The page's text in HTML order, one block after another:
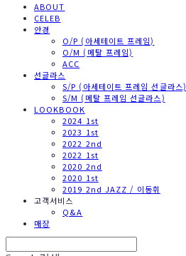
ABOUT
CELEB
안경
O/P (아세테이트 프레임)
O/M (메탈 프레임)
ACC
선글라스
S/P (아세테이트 프레임 선글라스)
S/M (메탈 프레임 선글라스)
LOOKBOOK
2024 1st
2023 1st
2022 2nd
2022 1st
2020 2nd
2020 1st
2019 2nd JAZZ / 이동휘
고객서비스
Q&A
매장